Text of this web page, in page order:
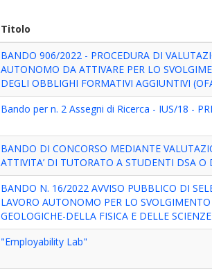
Titolo
BANDO 906/2022 - PROCEDURA DI
AUTONOMO DA ATTIVARE PER LO
DEGLI OBBLIGHI FORMATIVI AGGIUNTIVI
Bando per n. 2 Assegni di Ricerca - IUS/18 -
BANDO DI CONCORSO MEDIANTE
ATTIVITA’ DI TUTORATO A STUDENTI DSA
BANDO N. 16/2022 AVVISO PUBBLICO DI
LAVORO AUTONOMO PER LO
GEOLOGICHE-DELLA FISICA E DELLE
"Employability Lab"